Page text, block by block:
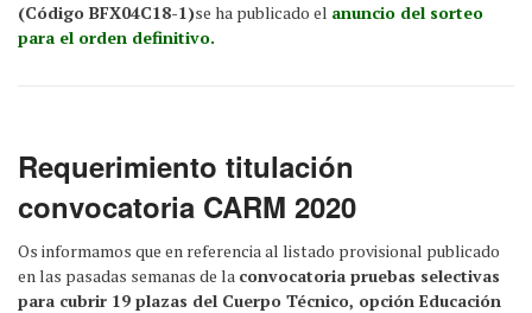
(Código BFX04C18-1)se ha publicado el anuncio del sorteo
para el orden definitivo.
Requerimiento titulación
convocatoria CARM 2020
Os informamos que en referencia al listado provisional publicado
en las pasadas semanas de la convocatoria pruebas selectivas
para cubrir 19 plazas del Cuerpo Técnico, opción Educación